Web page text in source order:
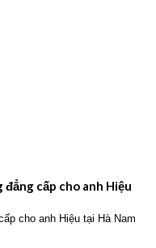
cấp cho anh Hiệu
cho anh Hiệu tại Hà Nam